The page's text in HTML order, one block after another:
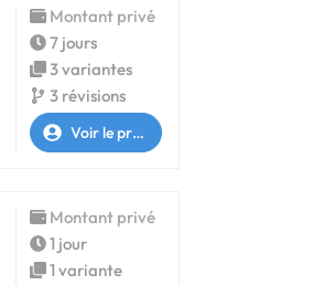
Montant privé
7 jours
3 variantes
3 révisions
Voir le profil
Montant privé
1 jour
1 variante